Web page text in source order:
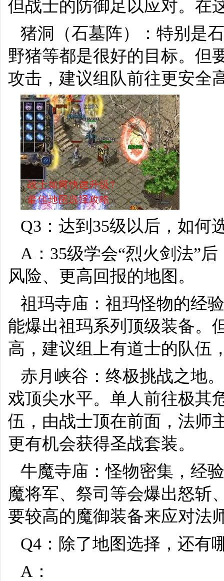
但战士的防御足以应对。在
猪洞（石墓阵）：特别是
野猪等都是很好的目标。但
攻击，建议组队前往更安全
Q3：达到35级以后，如何
A：35级学会“烈火剑法”
风险、更高回报的地图。
祖玛寺庙：祖玛怪物的经
能爆出祖玛系列顶级装备。
高，建议组上有道士的队伍
赤月峡谷：终极挑战之地
戏顶尖水平。单人前往极其
伍，由战士顶在前面，法师
更有机会获得圣战套装。
牛魔寺庙：怪物密集，经
魔将军、祭司等会爆出怒斩
要较高的魔御装备来应对法
Q4：除了地图选择，还有
A：